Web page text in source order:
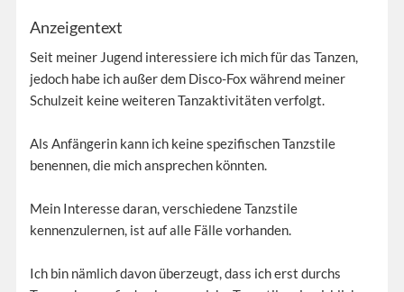
Anzeigentext
Seit meiner Jugend interessiere ich mich für das Tanzen,
jedoch habe ich außer dem Disco-Fox während meiner
Schulzeit keine weiteren Tanzaktivitäten verfolgt.
Als Anfängerin kann ich keine spezifischen Tanzstile
benennen, die mich ansprechen könnten.
Mein Interesse daran, verschiedene Tanzstile
kennenzulernen, ist auf alle Fälle vorhanden.
Ich bin nämlich davon überzeugt, dass ich erst durchs